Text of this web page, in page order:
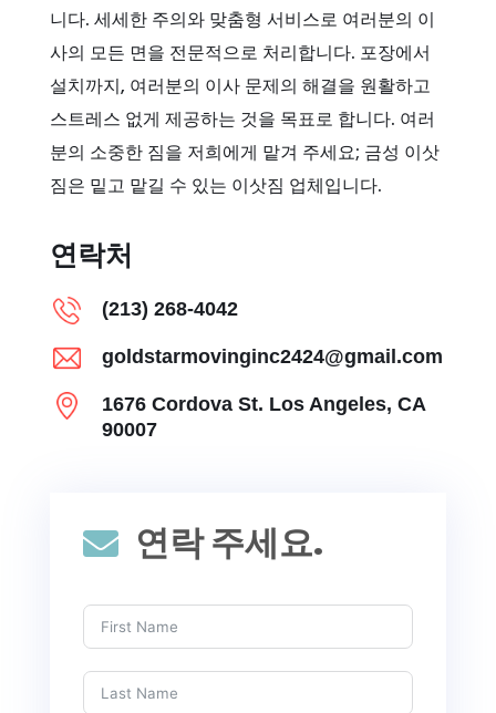
 연락 주세요.
니다. 세세한 주의와 맞춤형 서비스로 여러분의 이
사의 모든 면을 전문적으로 처리합니다. 포장에서
설치까지, 여러분의 이사 문제의 해결을 원활하고
스트레스 없게 제공하는 것을 목표로 합니다. 여러
분의 소중한 짐을 저희에게 맡겨 주세요; 금성 이삿
짐은 밑고 맡길 수 있는 이삿짐 업체입니다.
연락처
(213) 268-4042
goldstarmovinginc2424@gmail.com
1676 Cordova St. Los Angeles, CA
90007